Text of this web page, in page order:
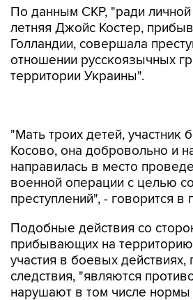
По данным СКР, "ради
летняя Джойс Костер,
Голландии, совершала
отношении русскоязычных
территории Украины".
направилась в место
военной операции с целью
преступлений", - говорится в
Подобные действия со
участия в боевых действиях,
следствия, "являются
нарушают в том числе нормы
гуманитарного права".